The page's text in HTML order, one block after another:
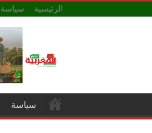
الرئيسية سياسة
سياسة